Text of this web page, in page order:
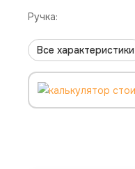
Ручка:
Все характеристики